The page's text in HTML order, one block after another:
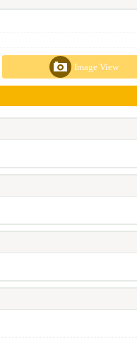
Image View